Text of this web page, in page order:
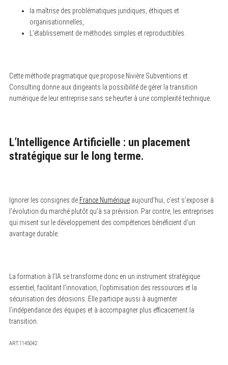
la maîtrise des problématiques juridiques, éthiques et
organisationnelles,
L’établissement de méthodes simples et reproductibles.
Cette méthode pragmatique que propose Nivière Subventions et
Consulting donne aux dirigeants la possibilité de gérer la transition
numérique de leur entreprise sans se heurter à une complexité technique.
L’Intelligence Artificielle : un placement
stratégique sur le long terme.
Ignorer les consignes de France Numériqueaujourd’hui, c’est s’exposer à
l’évolution du marché plutôt qu’à sa prévision. Par contre, les entreprises
qui misent sur le développement des compétences bénéficient d’un
avantage durable.
La formation à l’IA se transforme donc en un instrument stratégique
essentiel, facilitant l’innovation, l’optimisation des ressources et la
sécurisation des décisions. Elle participe aussi à augmenter
l’indépendance des équipes et à accompagner plus efficacement la
transition.
ART.1145042
o
r